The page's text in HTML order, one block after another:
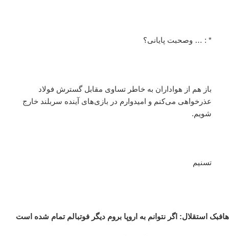
* : … وصحبت پایانی؟
باز هم از هواداران به خاطر تساوی مقابل گسترش فولاد
عذرخواهی می‌کنم و امیدوارم در بازی‌های آینده سربلند خارج
شویم.
تسنیم
هافبک استقلال: اگر نتوانم به اروپا بروم دیگر فوتبالم تمام شده است